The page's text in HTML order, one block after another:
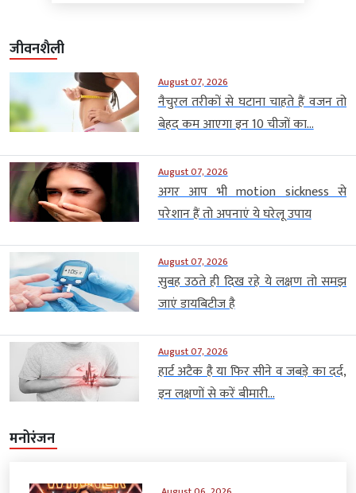
जीवनशैली
August 07, 2026
नैचुरल तरीकों से घटाना चाहते हैं वजन तो
बेहद कम आएगा इन 10 चीजों का...
August 07, 2026
अगर आप भी motion sickness से
परेशान हैं तो अपनाएं ये घरेलू उपाय
August 07, 2026
सुबह उठते ही दिख रहे ये लक्षण तो समझ
जाएं डायबिटीज है
August 07, 2026
हार्ट अटैक है या फिर सीने व जबड़े का दर्द,
इन लक्षणों से करें बीमारी...
मनोरंजन